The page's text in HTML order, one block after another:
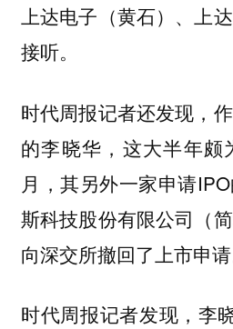
上达电子（黄石）、上
接听。
时代周报记者还发现，
的李晓华，这大半年颇
月，其另外一家申请
斯科技股份有限公司（
向深交所撤回了上市申请
时代周报记者发现，李